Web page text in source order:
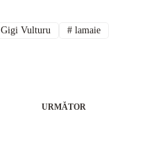
Gigi Vulturu # lamaie
URMĂTOR